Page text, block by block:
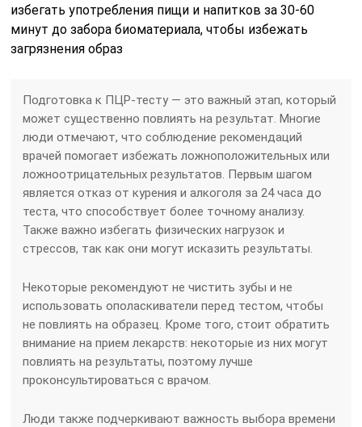
избегать употребления пищи и напитков за 30-60
минут до забора биоматериала, чтобы избежать
загрязнения образ
Подготовка к ПЦР-тесту — это важный этап, который
может существенно повлиять на результат. Многие
люди отмечают, что соблюдение рекомендаций
врачей помогает избежать ложноположительных или
ложноотрицательных результатов. Первым шагом
является отказ от курения и алкоголя за 24 часа до
теста, что способствует более точному анализу.
Также важно избегать физических нагрузок и
стрессов, так как они могут исказить результаты.
Некоторые рекомендуют не чистить зубы и не
использовать ополаскиватели перед тестом, чтобы
не повлиять на образец. Кроме того, стоит обратить
внимание на прием лекарств: некоторые из них могут
повлиять на результаты, поэтому лучше
проконсультироваться с врачом.
Люди также подчеркивают важность выбора времени